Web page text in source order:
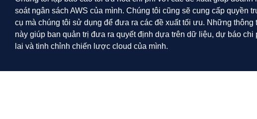
soát ngân sách AWS của mình. Chúng tôi cũng sẽ cung cấp quyền
cụ mà chúng tôi sử dụng để đưa ra các đề xuất tối ưu. Những thông
này giúp ban quản trị đưa ra quyết định dựa trên dữ liệu, dự báo chi
lai và tinh chỉnh chiến lược cloud của mình.